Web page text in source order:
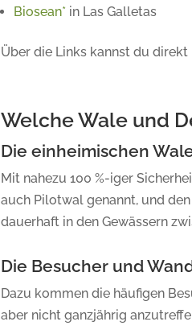
Biosean* in Las Galletas
Über die Links kannst du direkt
Welche Wale und
Die einheimischen
Mit nahezu 100 %-iger
auch Pilotwal genannt, und
dauerhaft in den Gewässern
Die Besucher und
Dazu kommen die häufigen
aber nicht ganzjährig